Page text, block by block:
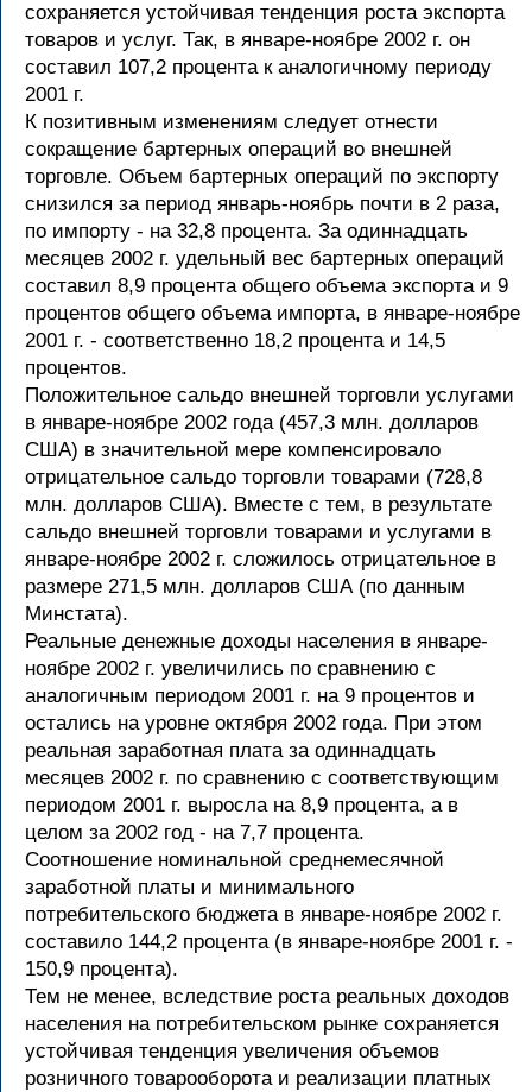
сохраняется устойчивая тенденция роста экспорта
товаров и услуг. Так, в январе-ноябре 2002 г. он
составил 107,2 процента к аналогичному периоду
2001 г.
К позитивным изменениям следует отнести
сокращение бартерных операций во внешней
торговле. Объем бартерных операций по экспорту
снизился за период январь-ноябрь почти в 2 раза,
по импорту - на 32,8 процента. За одиннадцать
месяцев 2002 г. удельный вес бартерных операций
составил 8,9 процента общего объема экспорта и 9
процентов общего объема импорта, в январе-ноябре
2001 г. - соответственно 18,2 процента и 14,5
процентов.
Положительное сальдо внешней торговли услугами
в январе-ноябре 2002 года (457,3 млн. долларов
США) в значительной мере компенсировало
отрицательное сальдо торговли товарами (728,8
млн. долларов США). Вместе с тем, в результате
сальдо внешней торговли товарами и услугами в
январе-ноябре 2002 г. сложилось отрицательное в
размере 271,5 млн. долларов США (по данным
Минстата).
Реальные денежные доходы населения в январе-
ноябре 2002 г. увеличились по сравнению с
аналогичным периодом 2001 г. на 9 процентов и
остались на уровне октября 2002 года. При этом
реальная заработная плата за одиннадцать
месяцев 2002 г. по сравнению с соответствующим
периодом 2001 г. выросла на 8,9 процента, а в
целом за 2002 год - на 7,7 процента.
Соотношение номинальной среднемесячной
заработной платы и минимального
потребительского бюджета в январе-ноябре 2002 г.
составило 144,2 процента (в январе-ноябре 2001 г. -
150,9 процента).
Тем не менее, вследствие роста реальных доходов
населения на потребительском рынке сохраняется
устойчивая тенденция увеличения объемов
розничного товарооборота и реализации платных